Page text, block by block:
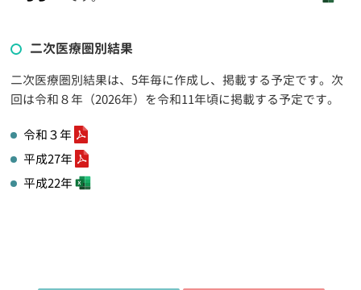
二次医療圏別結果
二次医療圏別結果は、5年毎に作成し、掲載する予定です。次
回は令和８年（2026年）を令和11年頃に掲載する予定です。
令和３年
平成27年
平成22年